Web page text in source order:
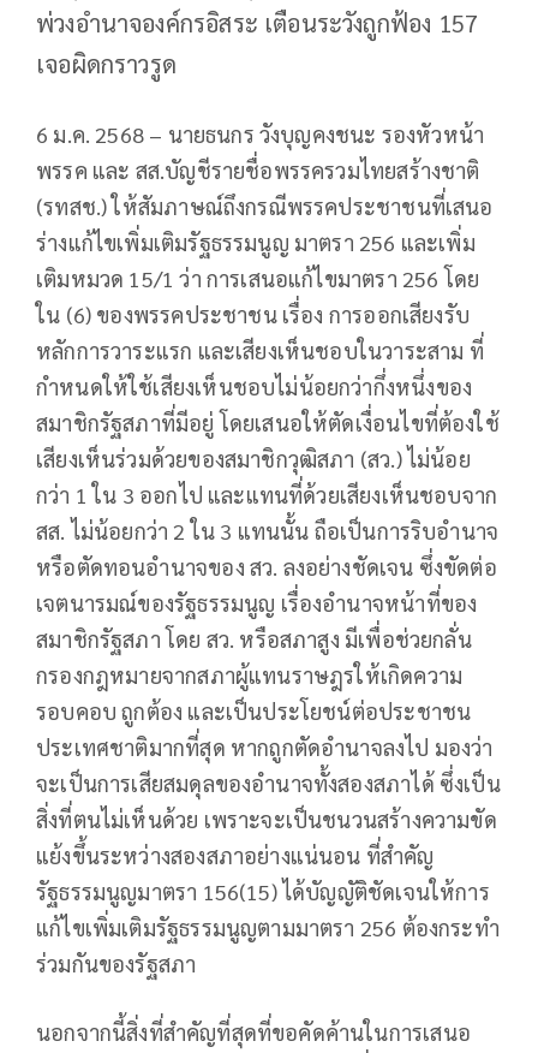
พ่วงอำนาจองค์กรอิสระ เตือนระวังถูกฟ้อง 157
เจอผิดกราวรูด
6 ม.ค. 2568 – นายธนกร วังบุญคงชนะ รองหัวหน้า
พรรค และ สส.บัญชีรายชื่อพรรครวมไทยสร้างชาติ
(รทสช.) ให้สัมภาษณ์ถึงกรณีพรรคประชาชนที่เสนอ
ร่างแก้ไขเพิ่มเติมรัฐธรรมนูญ มาตรา 256 และเพิ่ม
เติมหมวด 15/1 ว่า การเสนอแก้ไขมาตรา 256 โดย
ใน (6) ของพรรคประชาชน เรื่อง การออกเสียงรับ
หลักการวาระแรก และเสียงเห็นชอบในวาระสาม ที่
กำหนดให้ใช้เสียงเห็นชอบไม่น้อยกว่ากึ่งหนึ่งของ
สมาชิกรัฐสภาที่มีอยู่ โดยเสนอให้ตัดเงื่อนไขที่ต้องใช้
เสียงเห็นร่วมด้วยของสมาชิกวุฒิสภา (สว.) ไม่น้อย
กว่า 1 ใน 3 ออกไป และแทนที่ด้วยเสียงเห็นชอบจาก
สส. ไม่น้อยกว่า 2 ใน 3 แทนนั้น ถือเป็นการริบอำนาจ
หรือตัดทอนอำนาจของ สว. ลงอย่างชัดเจน ซึ่งขัดต่อ
เจตนารมณ์ของรัฐธรรมนูญ เรื่องอำนาจหน้าที่ของ
สมาชิกรัฐสภา โดย สว. หรือสภาสูง มีเพื่อช่วยกลั่น
กรองกฎหมายจากสภาผู้แทนราษฎรให้เกิดความ
รอบคอบ ถูกต้อง และเป็นประโยชน์ต่อประชาชน
ประเทศชาติมากที่สุด หากถูกตัดอำนาจลงไป มองว่า
จะเป็นการเสียสมดุลของอำนาจทั้งสองสภาได้ ซึ่งเป็น
สิ่งที่ตนไม่เห็นด้วย เพราะจะเป็นชนวนสร้างความขัด
แย้งขึ้นระหว่างสองสภาอย่างแน่นอน ที่สำคัญ
รัฐธรรมนูญมาตรา 156(15) ได้บัญญัติชัดเจนให้การ
แก้ไขเพิ่มเติมรัฐธรรมนูญตามมาตรา 256 ต้องกระทำ
ร่วมกันของรัฐสภา
นอกจากนี้สิ่งที่สำคัญที่สุดที่ขอคัดค้านในการเสนอ